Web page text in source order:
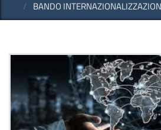
BANDO